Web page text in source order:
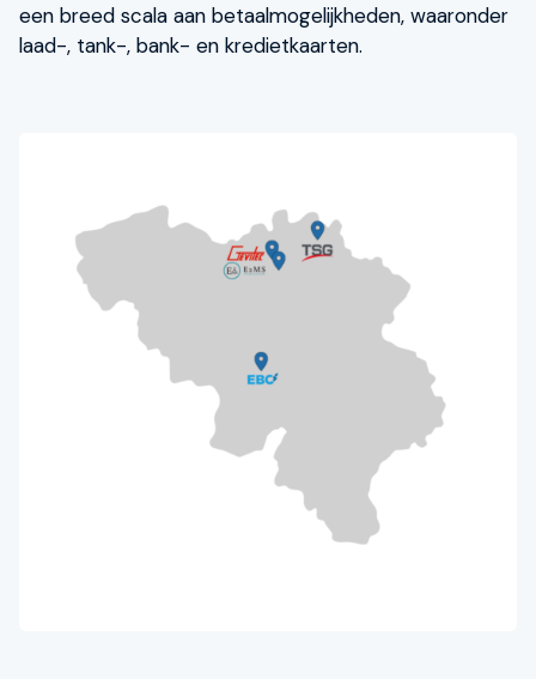
een breed scala aan betaalmogelijkheden, waaronder
laad-, tank-, bank- en kredietkaarten.